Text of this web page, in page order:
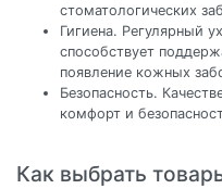
стоматологических
Гигиена. Регулярный
способствует
появление кожных
Безопасность.
комфорт и
Как выбрать